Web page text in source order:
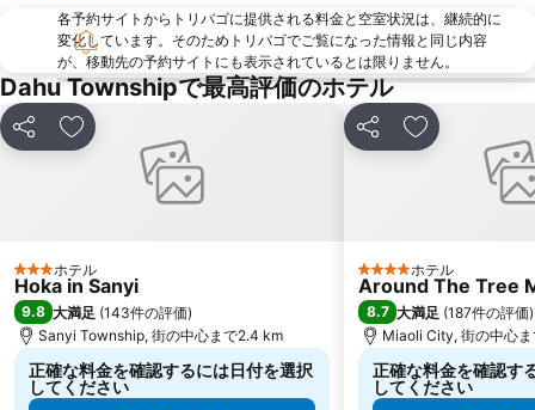
各予約サイトからトリバゴに提供される料金と空室状況は、継続的に
変化しています。そのためトリバゴでご覧になった情報と同じ内容
が、移動先の予約サイトにも表示されているとは限りません。
Dahu Townshipで最高評価のホテル
シェア お気に入りに追加
3 ホテルのランク
ホテル
Hoka in Sanyi
9.8 大満足 (143件の評価)
Sanyi Township, 街の中心まで2.4 km
正確な料金を確認するには日付を選択
してください
シェア お気に入りに
4 ホテルのランク
ホテル
Around The Tree
8.7 大満足 (187件の評価)
Miaoli City, 街の中心
正確な料金を確認す
してください